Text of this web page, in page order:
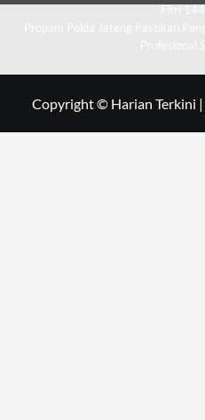
Copyright © Harian Terkini |